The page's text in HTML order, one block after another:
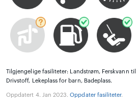
Tilgjengelige fasiliteter: Landstrøm, Ferskvann til
Drivstoff, Lekeplass for barn, Badeplass.
Oppdatert 4. Jan 2023.Oppdater fasiliteter.